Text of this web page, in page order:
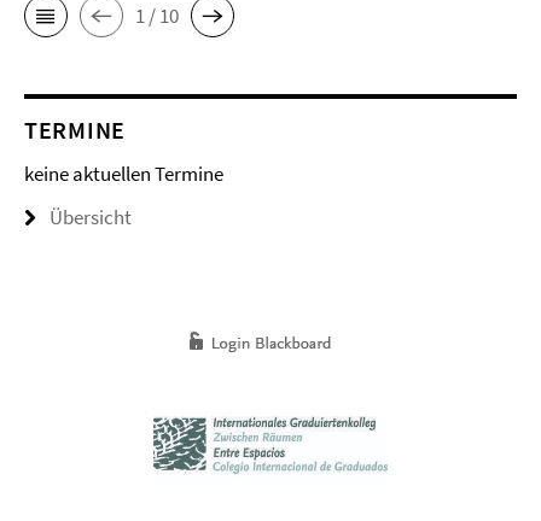
1 / 10
TERMINE
keine aktuellen Termine
Übersicht